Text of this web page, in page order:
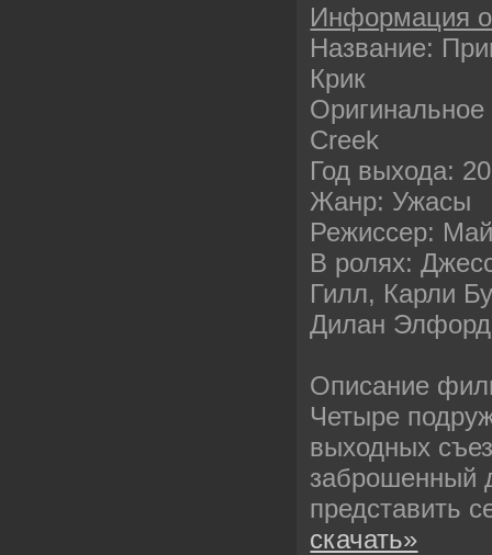
Информация
Название:
Крик
Creek
Год выхода:
Жанр: Ужасы
Режиссер:
В ролях:
Гилл, Карли
Дилан
Описание
Четыре
выходных
заброшенный
представить
скачать»